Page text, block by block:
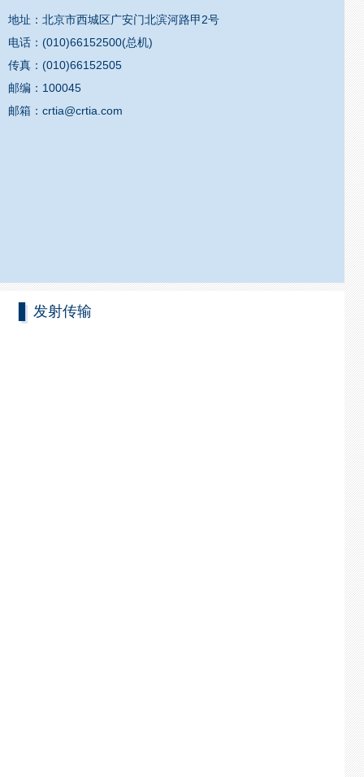
地址：北京市西城区广安门北滨河路甲2号
电话：(010)66152500(总机)
传真：(010)66152505
邮编：100045
邮箱：crtia@crtia.com
发射传输